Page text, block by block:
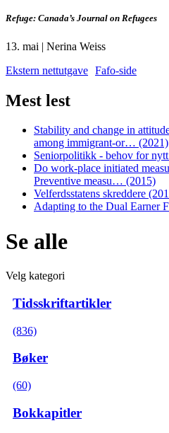
Refuge: Canada’s Journal on Refugees
13. mai | Nerina Weiss
Ekstern nettutgave Fafo-side
Mest lest
Stability and change in
among immigrant-or… (2021)
Seniorpolitikk - behov for
Do work-place initiated
Preventive measu… (2015)
Velferdsstatens skreddere
Adapting to the Dual Earner
Se alle
Velg kategori
Tidsskriftartikler
(836)
Bøker
(60)
Bokkapitler